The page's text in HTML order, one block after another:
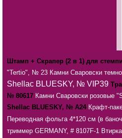
Штамп + Скрапер (2 в 1) для
"Tertio", № 23 Камни Сваровски
Shellac BLUESKY, № VIP39
№ 80617 Камни Сваровски розовые
Shellac BLUESKY, № А24 Крафт-
Переводная фольга 4*120 см (в
триммер GERMANY, # 8107F-1